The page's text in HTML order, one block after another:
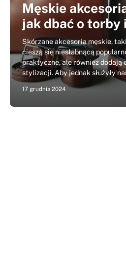
Męskie
jak dbać o torby
Skórzane akcesoria męskie,
cieszą się niesłabnącą
praktyczne, ale również dodają
stylizacji. Aby jednak służyły
17 grudnia 2024